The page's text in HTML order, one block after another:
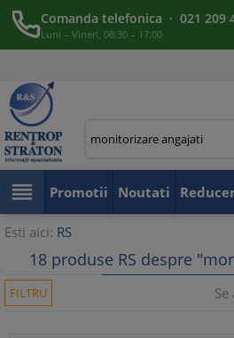
Comanda telefonica · 021 209
Luni – Vineri, 08:30 – 17:00
 Promotii Noutati
Esti aici: RS
18 produse RS despre
FILTRU